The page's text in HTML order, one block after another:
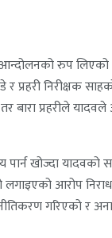
आन्दोलनको रुप
निरीक्षक
बारा प्रहरीले
खोज्दा यादवको
आरोप
गरिएको र